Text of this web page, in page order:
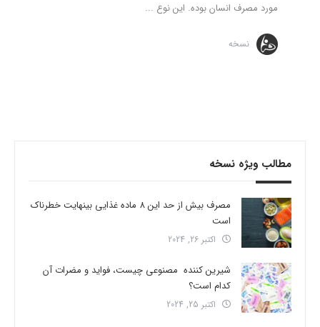
مورد مصرف انسان بوده. این نوع ...
نسخه
مطالب ویژه نسخه
مصرف بیش از حد این 8 ماده غذایی بینهایت خطرناک
است
اکتبر 26, 2024
شیرین کننده مصنوعی چیست، فواید و مضرات آن
کدام است؟
اکتبر 25, 2024